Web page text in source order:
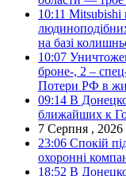
10:11 Mitsubishi
на базі
10:07
броне-, 2 –
Потери РФ в
09:14 В
ближайших к
7 Серпня , 2026
23:06 Спокій
охоронні
18:52 В